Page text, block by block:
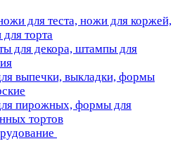
для теста, ножи для коржей,
для торта
для декора, штампы для
выпечки, выкладки, формы
пирожных, формы для
тортов